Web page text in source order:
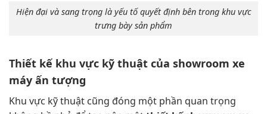
Hiện đại và sang trọng là yếu tố quyết định bên trong khu vực
trưng bày sản phẩm
Thiết kế khu vực kỹ thuật của showroom xe
máy ấn tượng
Khu vực kỹ thuật cũng đóng một phần quan trọng